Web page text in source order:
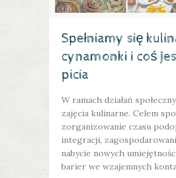
Spełniamy się
cynamonki i coś
picia
W ramach działań
zajęcia kulinarne. Celem
zorganizowanie czasu
integracji,
nabycie nowych
barier we wzajemnych